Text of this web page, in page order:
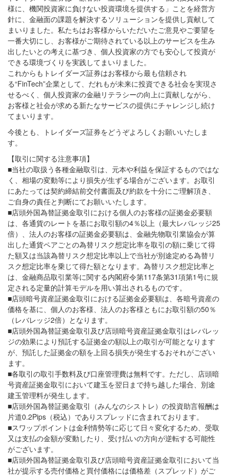
様に、機関投資家に負けない投資環境を提供する」ことを経営方
針に、金融面の課題を解決するソリューションを提供し貢献して
まいりました。私たちはお客様からいただいたご意見やご要望を
一番大切にし、お客様がご期待されている以上のサービスを生み
出したいとの考えに基づき、個人投資家の方でも安心して投資が
できる環境づくりを実践してまいりました。
これからもトレイダーズ証券はお客様から最も信頼され
る“FinTech”企業として、だれもが未来に投資できる社会を実現さ
せるべく、個人投資家の金融リテラシーの向上に貢献しながら、
お客様と社会が求める新たなサービスの提供にチャレンジし続け
てまいります。
今後とも、トレイダーズ証券をどうぞよろしくお願いいたしま
す。
【取引に関する注意事項】
■当社の取扱う各種金融取引は、元本や利益を保証するものではな
く、相場の変動等により損失が生ずる場合がございます。お取引
にあたっては契約締結前交付書面及び約款を十分にご理解頂き、
ご自身の責任と判断にてお願いいたします。
■店頭外国為替証拠金取引における個人のお客様の証拠金必要額
は、各通貨のレートを基にお取引額の4％以上（最大レバレッジ25
倍）、法人のお客様の証拠金必要額は、金融先物取引業協会が算
出した通貨ペアごとの為替リスク想定比率を取引の額に乗じて得
た額又は当該為替リスク想定比率以上で当社が別途定める為替リ
スク想定比率を乗じて得た額となります。為替リスク想定比率と
は、金融商品取引業等に関する内閣府令第117条第31項第1号に規
定される定量的計算モデルを用い算出されるものです。
■店頭暗号資産証拠金取引における証拠金必要額は、各暗号資産の
価格を基に、個人のお客様、法人のお客様ともにお取引額の50％
（レバレッジ2倍）となります。
■店頭外国為替証拠金取引及び店頭暗号資産証拠金取引はレバレッ
ジの効果により預託する証拠金の額以上の取引が可能となります
が、預託した証拠金の額を上回る損失が発生するおそれがござい
ます。
■各取引の取引手数料及び口座管理費は無料です。ただし、店頭暗
号資産証拠金取引において建玉を翌日まで持ち越した場合、別途
建玉管理料が発生します。
■店頭外国為替証拠金取引（みんなのシストレ）の投資助言報酬は
片道0.2Pips（税込）でありスプレッドに含まれております。
■スワップポイントは金利情勢等に応じて日々変化するため、受取
又は支払の金額が変動したり、受け払いの方向が逆転する可能性
がございます。
■店頭外国為替証拠金取引及び店頭暗号資産証拠金取引において当
社が提示する売付価格と買付価格には価格差（スプレッド）がご